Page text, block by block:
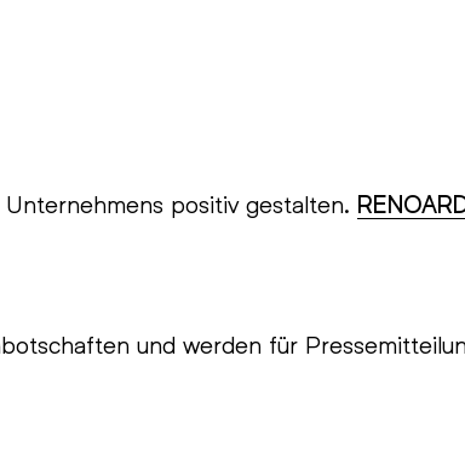
positiv gestalten.
und werden für